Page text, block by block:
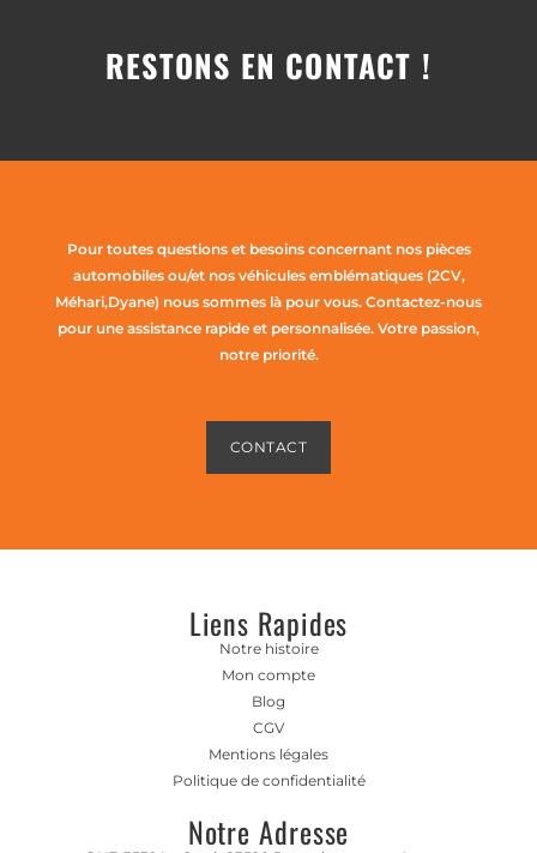
RESTONS EN CONTACT !
Pour toutes questions et besoins concernant nos pièces
automobiles ou/et nos véhicules emblématiques (2CV,
Méhari,Dyane) nous sommes là pour vous. Contactez-nous
pour une assistance rapide et personnalisée. Votre passion,
notre priorité.
CONTACT
Liens Rapides
Notre histoire
Mon compte
Blog
CGV
Mentions légales
Politique de confidentialité
Notre Adresse